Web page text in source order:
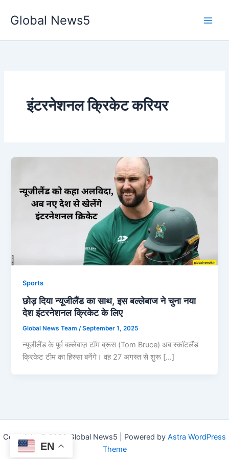
Global News5
इंटरनेशनल क्रिकेट करियर
Sports
छोड़ दिया न्यूजीलैंड का साथ, इस बल्लेबाज ने चुना नया
देश इंटरनेशनल क्रिकेट के लिए
Global News Team /September 1, 2025
न्यूजीलैंड के पूर्व बल्लेबाज़ टॉम ब्रूस (Tom Bruce) अब स्कॉटलैंड
क्रिकेट टीम का हिस्सा बनेंगे। वह 27 अगस्त से शुरू […]
Copyright © 2026 Global News5 | Powered by Astra WordPress
Theme
EN